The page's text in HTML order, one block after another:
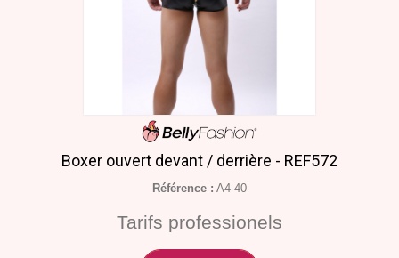
Boxer ouvert devant / derrière - REF572
Référence : A4-40
Tarifs professionels